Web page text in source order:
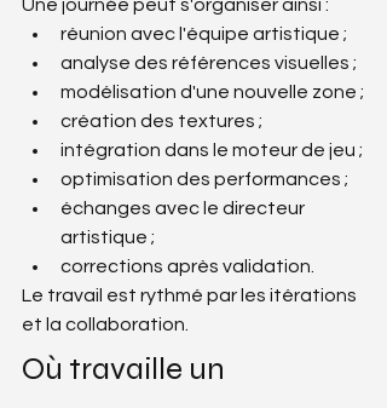
Une journée peut s'organiser ainsi :
réunion avec l'équipe artistique ;
analyse des références visuelles ;
modélisation d'une nouvelle zone ;
création des textures ;
intégration dans le moteur de jeu ;
optimisation des performances ;
échanges avec le directeur
artistique ;
corrections après validation.
Le travail est rythmé par les itérations
et la collaboration.
Où travaille un